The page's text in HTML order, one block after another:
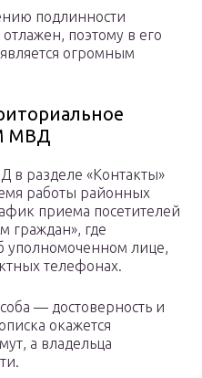
подлинности
поэтому в его
огромным
МВД
в разделе «Контакты»
работы районных
приема посетителей
граждан», где
уполномоченном лице,
телефонах.
— достоверность и
окажется
а владельца